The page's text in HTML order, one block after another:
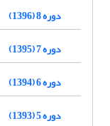
دوره 8 (1396)
دوره 7 (1395)
دوره 6 (1394)
دوره 5 (1393)